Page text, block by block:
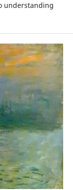
understanding